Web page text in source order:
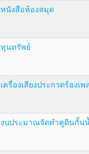
หนังสือห้องสมุด
ทุนทรัพย์
เครื่องเสียงประกวดร้องเ
งบประมาณจัดทำคูดินกั้น